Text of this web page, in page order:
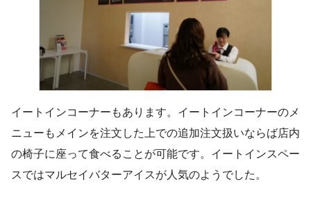
イートインコーナーもあります。イートインコーナーのメ
ニューもメインを注文した上での追加注文扱いならば店内
の椅子に座って食べることが可能です。イートインスペー
スではマルセイバターアイスが人気のようでした。